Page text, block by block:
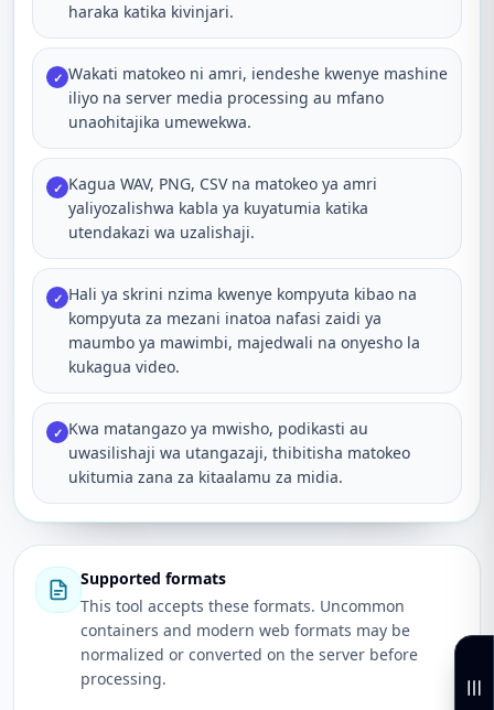
haraka katika kivinjari.
✓ Wakati matokeo ni amri, iendeshe kwenye mashine
iliyo na server media processing au mfano
unaohitajika umewekwa.
✓ Kagua WAV, PNG, CSV na matokeo ya amri
yaliyozalishwa kabla ya kuyatumia katika
utendakazi wa uzalishaji.
✓ Hali ya skrini nzima kwenye kompyuta kibao na
kompyuta za mezani inatoa nafasi zaidi ya
maumbo ya mawimbi, majedwali na onyesho la
kukagua video.
✓ Kwa matangazo ya mwisho, podikasti au
uwasilishaji wa utangazaji, thibitisha matokeo
ukitumia zana za kitaalamu za midia.
Supported formats
This tool accepts these formats. Uncommon
containers and modern web formats may be
normalized or converted on the server before
processing.